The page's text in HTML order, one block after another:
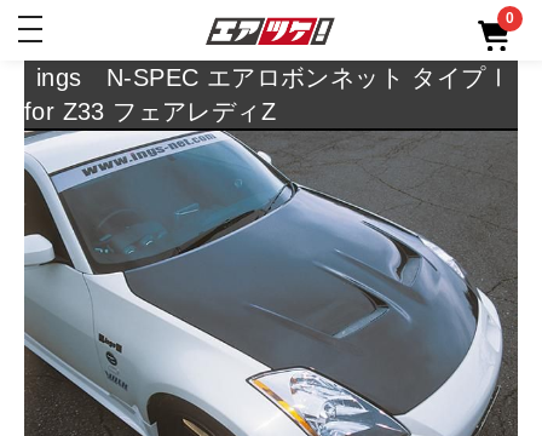
toggle
0
ings N-SPEC エアロボンネット タイプⅠ
for Z33 フェアレディZ